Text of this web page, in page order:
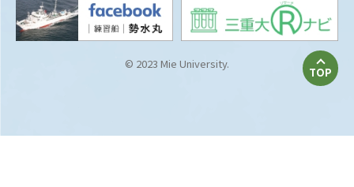
© 2023 Mie University.
TOP